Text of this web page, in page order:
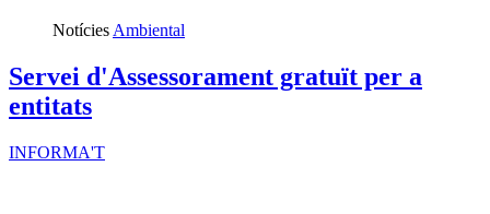
Notícies Ambiental
Servei d'Assessorament gratuït per a
entitats
INFORMA'T